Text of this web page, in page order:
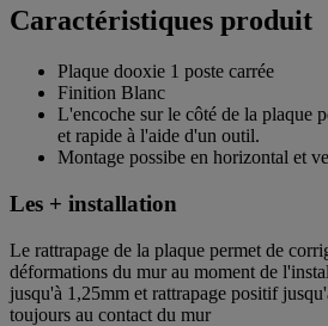
Caractéristiques produit
Plaque dooxie 1 poste carrée
Finition Blanc
L'encoche sur le côté de la plaque
et rapide à l'aide d'un outil.
Montage possibe en horizontal et
Les + installation
Le rattrapage de la plaque permet de
déformations du mur au moment de
jusqu'à 1,25mm et rattrapage positif
toujours au contact du mur